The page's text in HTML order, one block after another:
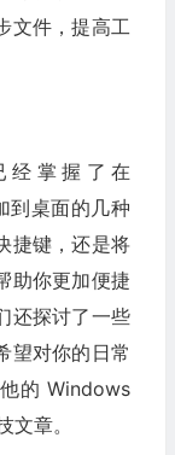
文件，提高工
经掌握了在
到桌面的几种
捷键，还是将
助你更加便捷
还探讨了一些
望对你的日常
的 Windows
章。